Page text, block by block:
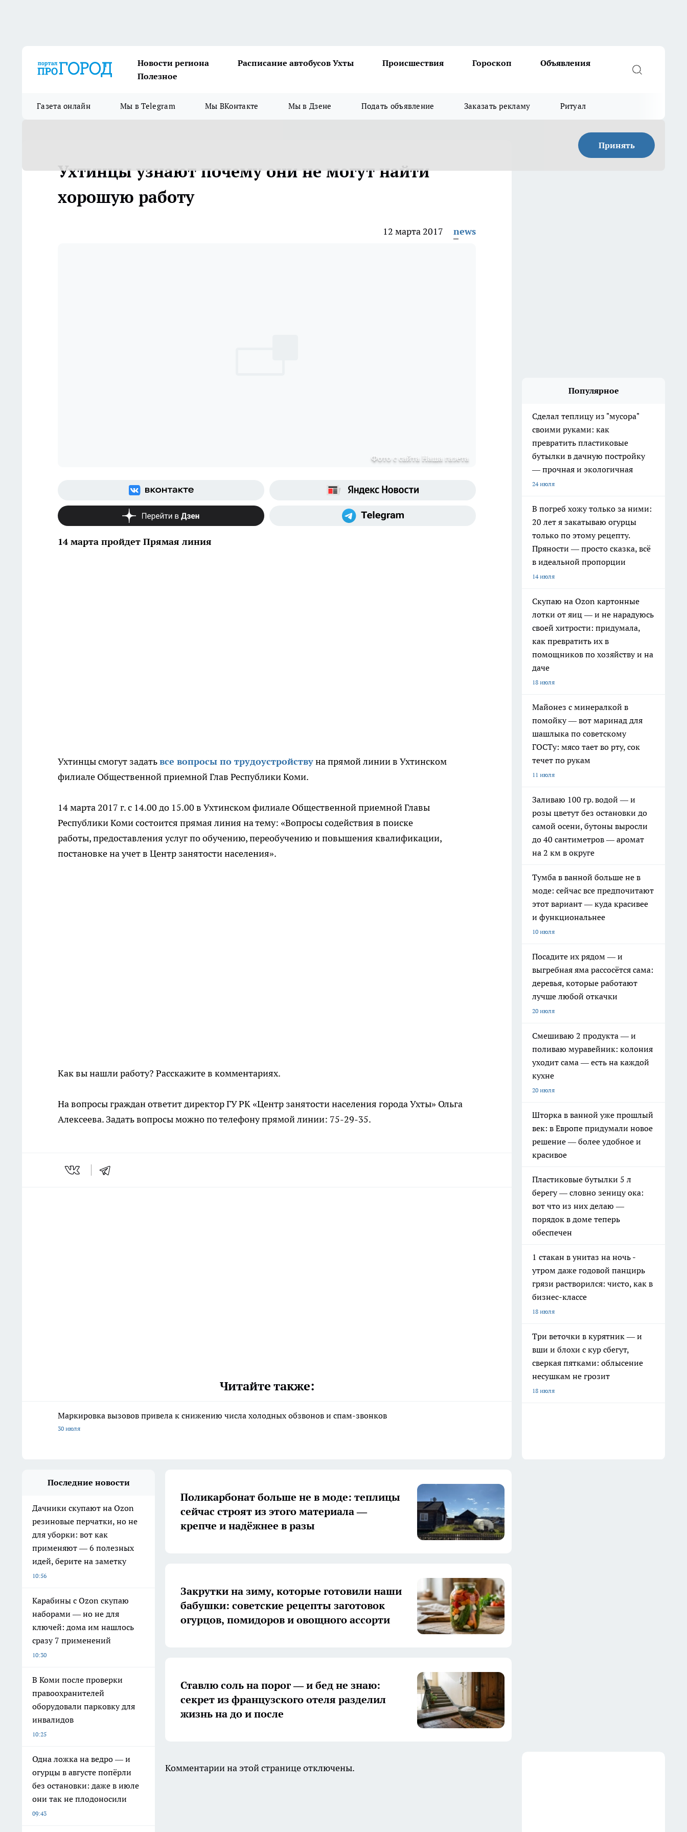
Новости региона Расписание автобусов Ухты Происшествия Гороскоп
Объявления
Полезное
Газета онлайн Мы в Telegram Мы ВКонтакте Мы в Дзене Подать объявление Заказать рекламу Ритуал
Принять
Ухтинцы узнают почему они не могут найти
хорошую работу
12 марта 2017 news
Фото с сайта Наша газета
14 марта пройдет Прямая линия
Ухтинцы смогут задатьвсе вопросы по трудоустройствуна прямой линии в Ухтинском
филиале Общественной приемной Глав Республики Коми.
14 марта 2017 г. с 14.00 до 15.00 в Ухтинском филиале Общественной приемной Главы
Республики Коми состоится прямая линия на тему: «Вопросы содействия в поиске
работы, предоставления услуг по обучению, переобучению и повышения квалификации,
постановке на учет в Центр занятости населения».
Как вы нашли работу? Расскажите в комментариях.
На вопросы граждан ответит директор ГУ РК «Центр занятости населения города Ухты» Ольга
Алексеева. Задать вопросы можно по телефону прямой линии: 75-29-35.
Читайте также:
Маркировка вызовов привела к снижению числа холодных обзвонов и спам-звонков
30 июля
Популярное
Сделал теплицу из "мусора"
своими руками: как
превратить пластиковые
бутылки в дачную постройку
— прочная и экологичная
24 июля
В погреб хожу только за ними:
20 лет я закатываю огурцы
только по этому рецепту.
Пряности — просто сказка, всё
в идеальной пропорции
14 июля
Скупаю на Ozon картонные
лотки от яиц — и не нарадуюсь
своей хитрости: придумала,
как превратить их в
помощников по хозяйству и на
даче
18 июля
Майонез с минералкой в
помойку — вот маринад для
шашлыка по советскому
ГОСТу: мясо тает во рту, сок
течет по рукам
11 июля
Заливаю 100 гр. водой — и
розы цветут без остановки до
самой осени, бутоны выросли
до 40 сантиметров — аромат
на 2 км в округе
Тумба в ванной больше не в
моде: сейчас все предпочитают
этот вариант — куда красивее
и функциональнее
10 июля
Посадите их рядом — и
выгребная яма рассосётся сама:
деревья, которые работают
лучше любой откачки
20 июля
Смешиваю 2 продукта — и
поливаю муравейник: колония
уходит сама — есть на каждой
кухне
20 июля
Шторка в ванной уже прошлый
век: в Европе придумали новое
решение — более удобное и
красивое
Пластиковые бутылки 5 л
берегу — словно зеницу ока:
вот что из них делаю —
порядок в доме теперь
обеспечен
1 стакан в унитаз на ночь -
утром даже годовой панцирь
грязи растворился: чисто, как в
бизнес-классе
18 июля
Три веточки в курятник — и
вши и блохи с кур сбегут,
сверкая пятками: облысение
несушкам не грозит
18 июля
Последние новости
Дачники скупают на Ozon
резиновые перчатки, но не
для уборки: вот как
применяют — 6 полезных
идей, берите на заметку
10:56
Карабины с Ozon скупаю
наборами — но не для
ключей: дома им нашлось
сразу 7 применений
10:30
В Коми после проверки
правоохранителей
оборудовали парковку для
инвалидов
10:25
Одна ложка на ведро — и
огурцы в августе попёрли
без остановки: даже в июле
они так не плодоносили
09:43
Поликарбонат больше не в моде: теплицы
сейчас строят из этого материала —
крепче и надёжнее в разы
Закрутки на зиму, которые готовили наши
бабушки: советские рецепты заготовок
огурцов, помидоров и овощного ассорти
Ставлю соль на порог — и бед не знаю:
секрет из французского отеля разделил
жизнь на до и после
Комментарии на этой странице отключены.